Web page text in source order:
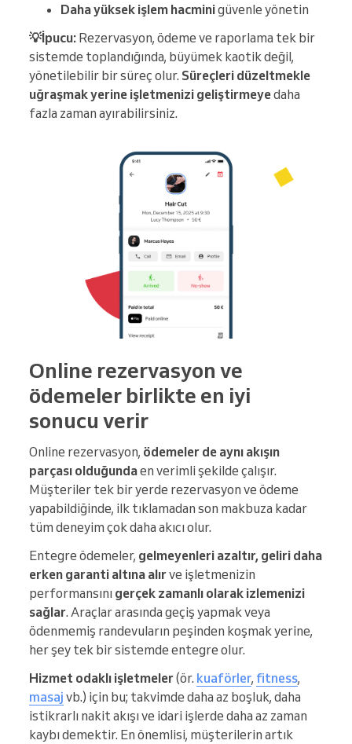
Daha yüksek işlem hacminigüvenle yönetin
💡İpucu: Rezervasyon, ödeme ve raporlama tek bir
sistemde toplandığında, büyümek kaotik değil,
yönetilebilir bir süreç olur. Süreçleri düzeltmekle
uğraşmak yerine işletmenizi geliştirmeyedaha
fazla zaman ayırabilirsiniz.
Online rezervasyon ve
ödemeler birlikte en iyi
sonucu verir
Online rezervasyon, ödemeler de aynı akışın
parçası olduğundaen verimli şekilde çalışır.
Müşteriler tek bir yerde rezervasyon ve ödeme
yapabildiğinde, ilk tıklamadan son makbuza kadar
tüm deneyim çok daha akıcı olur.
Entegre ödemeler, gelmeyenleri azaltır, geliri daha
erken garanti altına alırve işletmenizin
performansını gerçek zamanlı olarak izlemenizi
sağlar. Araçlar arasında geçiş yapmak veya
ödenmemiş randevuların peşinden koşmak yerine,
her şey tek bir sistemde entegre olur.
Hizmet odaklı işletmeler(ör. kuaförler, fitness,
masaj vb.) için bu; takvimde daha az boşluk, daha
istikrarlı nakit akışı ve idari işlerde daha az zaman
kaybı demektir. En önemlisi, müşterilerin artık